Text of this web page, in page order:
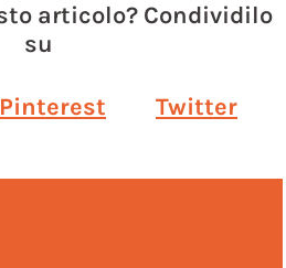
articolo? Condividilo
su
Pinterest Twitter